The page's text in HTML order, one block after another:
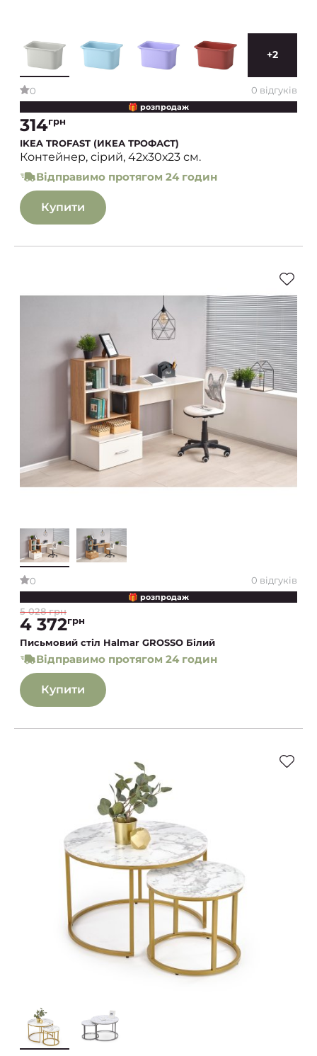
+2
0 0 відгуків
🎁 розпродаж
314грн
IKEA TROFAST (ИКЕА ТРОФАСТ)
Контейнер, сірий, 42х30х23 см.
Відправимо протягом 24 годин
Купити
0 0 відгуків
🎁 розпродаж
5 028 грн
4 372грн
Письмовий стіл Halmar GROSSO Білий
Відправимо протягом 24 годин
Купити